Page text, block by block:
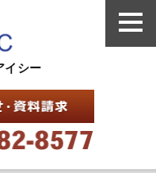
イシー